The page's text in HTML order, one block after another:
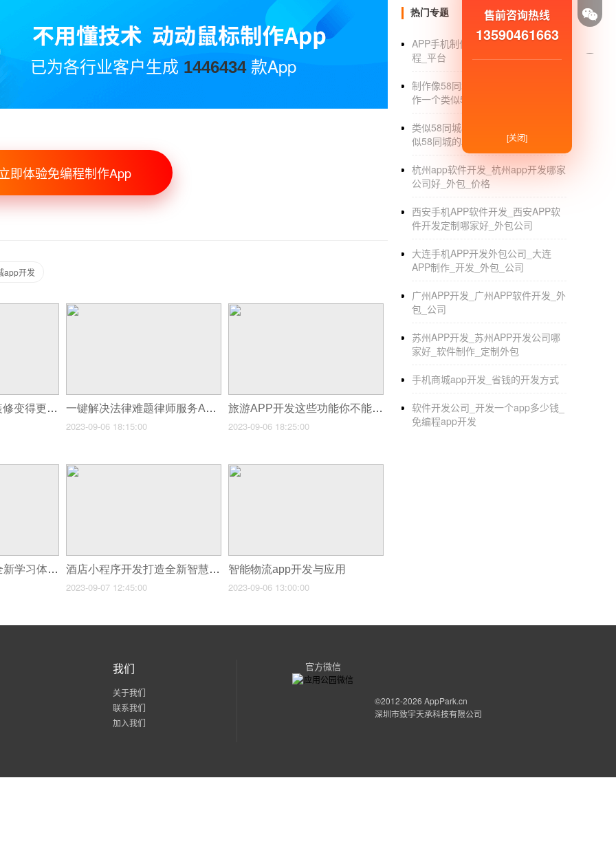
为数不多种方法：你可以搜索“
第二种方法：你可以把App外包给软件公司
第三种方法：当然是建议能自己开发，较好
以上三种方法，你看你的实际情况来选择。
都说女人天生喜欢珠宝，为了迎合互联网市
内的一些资讯信息，为用户感兴趣的信息做
及一些其他的品牌信息。4、珠宝常识：摆
技术团队，可以为客户定制和开发满意的APP
已为各行业客户生成 1446434款App
即体验免编程制作App
app开发
家装小程序让你的装修变得更简单！ 一键解决法律难题律师服务APP开发全解析！
2023-09-06 18:15:00
旅游APP开发这些功能你不能不知道！
2023-09-06 18:25:00
家教辅导APP带来全新学习体验！ 酒店小程序开发打造全新智慧酒店！
2023-09-07 12:45:00
智能物流app开发与应用
2023-09-06 13:00:00
热门专题
APP手机制作_手机APP制作软件_教
程_平台
制作像58同城的app多少钱_开发制
作一个类似58同城的APP多少钱
类似58同城app怎么制作_做一款类
似58同城的APP要多少钱
杭州app软件开发_杭州app开发哪家
公司好_外包_价格
西安手机APP软件开发_西安APP软
件开发定制哪家好_外包公司
大连手机APP开发外包公司_大连
APP制作_开发_外包_公司
广州APP开发_广州APP软件开发_外
包_公司
苏州APP开发_苏州APP开发公司哪
家好_软件制作_定制外包
手机商城app开发_省钱的开发方式
软件开发公司_开发一个app多少钱_
免编程app开发
我们
关于我们
联系我们
加入我们
官方微信
©2012-2026 AppPark.cn
深圳市致宇天承科技有限公司
售前咨询热线
13590461663
[关闭]